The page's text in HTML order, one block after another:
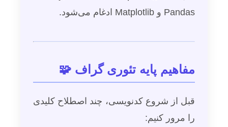
Pandas و Matplotlib ادغام می‌شود.
مفاهیم پایه تئوری گراف 🧩
قبل از شروع کدنویسی، چند اصطلاح کلیدی
را مرور کنیم: